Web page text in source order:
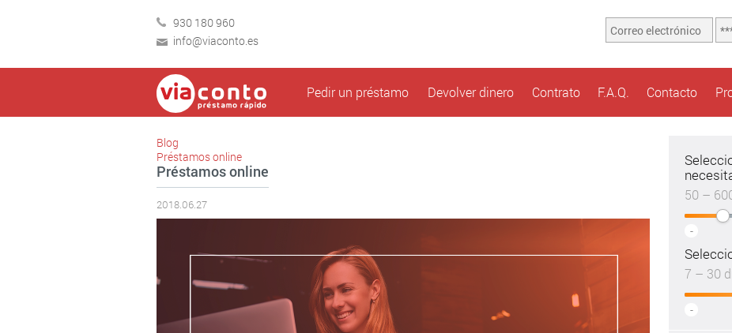
930 180 960
info@viaconto.es
Pedir un préstamo Devolver dinero Contrato F.A.Q. Contacto
Blog
Préstamos online
Préstamos online
2018.06.27
50 –
-
7 – 30
-